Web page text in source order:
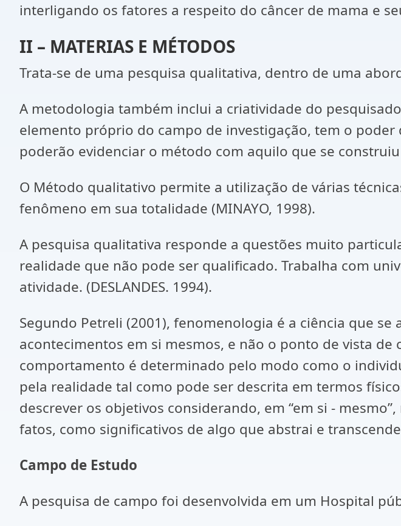
interligando os fatores a respeito do câncer de mama e
II – MATERIAS E MÉTODOS
Trata-se de uma pesquisa qualitativa, dentro de uma
A metodologia também inclui a criatividade do
elemento próprio do campo de investigação, tem o
poderão evidenciar o método com aquilo que se construiu
O Método qualitativo permite a utilização de várias
fenômeno em sua totalidade (MINAYO, 1998).
A pesquisa qualitativa responde a questões muito
realidade que não pode ser qualificado. Trabalha com
atividade. (DESLANDES. 1994).
Segundo Petreli (2001), fenomenologia é a ciência que
acontecimentos em si mesmos, e não o ponto de vista
comportamento é determinado pelo modo como o
pela realidade tal como pode ser descrita em termos
descrever os objetivos considerando, em “em si -
fatos, como significativos de algo que abstrai e
Campo de Estudo
A pesquisa de campo foi desenvolvida em um Hospital